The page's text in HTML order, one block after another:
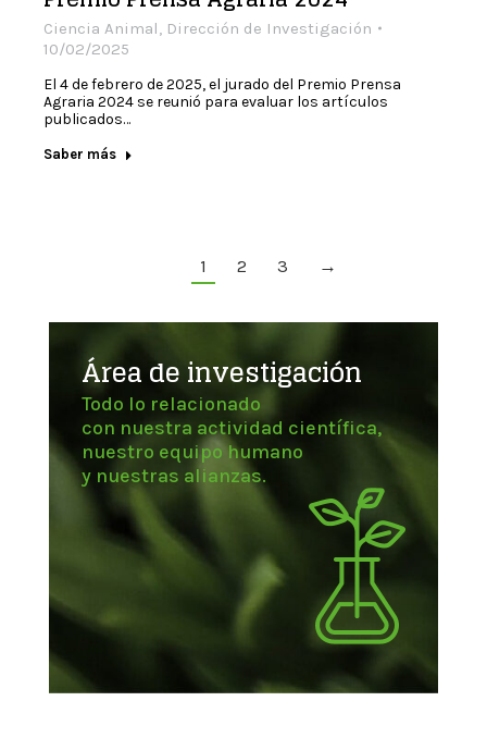
Ciencia Animal, Dirección de Investigación
10/02/2025
El 4 de febrero de 2025, el jurado del Premio Prensa
Agraria 2024 se reunió para evaluar los artículos
publicados…
Saber más
1 2 3 →
Área de investigación
Todo lo relacionado
con nuestra actividad científica,
nuestro equipo humano
y nuestras alianzas.